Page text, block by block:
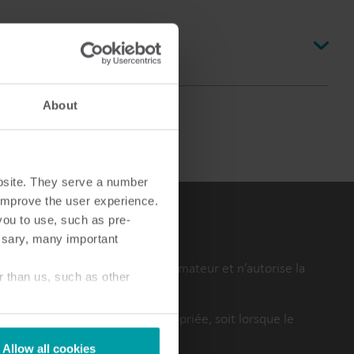
About
They serve a number
the user experience.
to use, such as pre-
many important
than us, such as other
Allow all cookies
Vous trouverez des informations détaillées et des
ressources pour toutes nos solutions innovantes
du solde de crédit du consommateur et n’autorise la
garantit une validation appropriée, soit lorsque le